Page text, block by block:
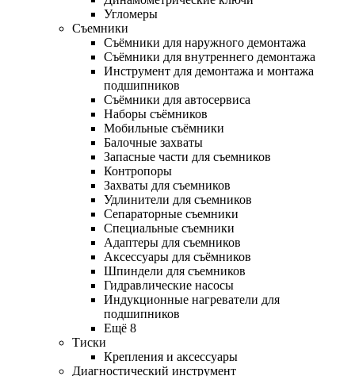
Угломеры
Съемники
Съёмники для наружного демонтажа
Съёмники для внутреннего демонтажа
Инструмент для демонтажа и монтажа
подшипников
Съёмники для автосервиса
Наборы съёмников
Мобильные съёмники
Балочные захваты
Запасные части для съемников
Контропоры
Захваты для съемников
Удлинители для съемников
Сепараторные съемники
Специальные съемники
Адаптеры для съемников
Аксессуары для съёмников
Шпиндели для съемников
Гидравлические насосы
Индукционные нагреватели для
подшипников
Ещё 8
Тиски
Крепления и аксессуары
Диагностический инструмент